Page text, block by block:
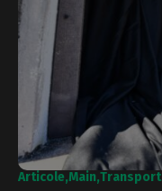
Articole Main Transport